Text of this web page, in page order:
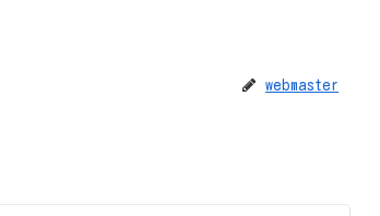
webmaster